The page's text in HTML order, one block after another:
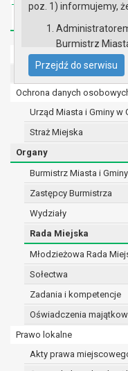
Strona główna
UMiG - telefony wewnętrzne
Ochrona danych
Urząd Miasta i Gminy w
Straż Miejska
Organy
Burmistrz Miasta i Gminy
Zastępcy Burmistrza
Wydziały
Rada Miejska
Młodzieżowa Rada
Sołectwa
Zadania i kompetencje
Oświadczenia
Prawo lokalne
Akty prawa
poz. 1) informujemy,
Burmistrz
ul. 1 Maja 16
74 -100 Gryfino
telefon: 91 416
Dane
telefon: 91 416
Pani/Pana
przepisami
realizacji
poz.
instytucje
ochrony
fizycznej;
w
na
Przejdź do serwisu